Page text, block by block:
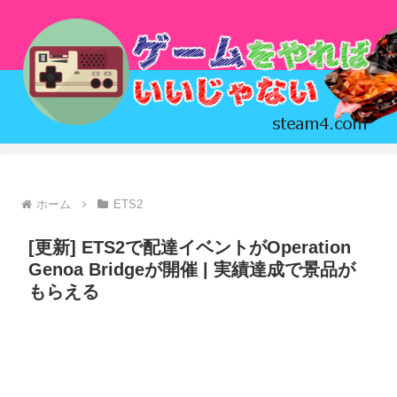
ホーム ETS2
[更新] ETS2で配達イベントがOperation
Genoa Bridgeが開催 | 実績達成で景品が
もらえる